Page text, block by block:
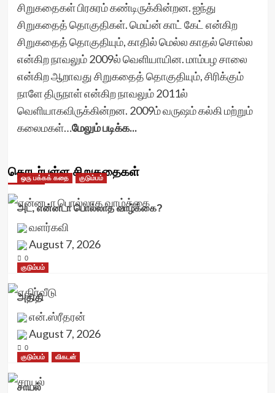
சிறுகதைகள் பிரசுரம் கண்டிருக்கின்றன. ஐந்து
சிறுகதைத் தொகுதிகள். மெய்ன் காட் கேட் என்கிற
சிறுகதைத் தொகுதியும், காதில் மெல்ல காதல் சொல்ல
என்கிற நாவலும் 2009ல் வெளியாயின. மாம்பழ சாலை
என்கிற ஆறாவது சிறுகதைத் தொகுதியும், சிரிக்கும்
நாளே திருநாள் என்கிற நாவலும் 2011ல்
வெளியாகவிருக்கின்றன. 2009ம் வருஷம் கல்கி மற்றும்
கலைமகள்…மேலும் படிக்க...
தொடர்புள்ள சிறுகதைகள்
ஒரு பக்கக் கதை குடும்பம்
அட, என்னடா பொல்லாத வாழ்க்கை?
வளர்கவி
August 7, 2026
0
குடும்பம்
அதிதி
என்.ஸ்ரீதரன்
August 7, 2026
0
குடும்பம்
விகடன்
சாயல்